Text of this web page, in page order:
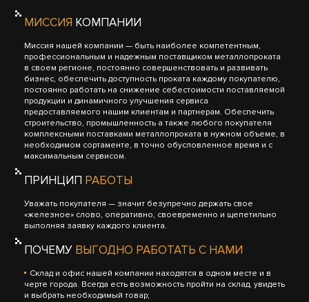
МИССИЯ КОМПАНИИ
Миссия нашей компании — быть наиболее компетентным,
профессиональным и надежным поставщиком металлопроката
в своем регионе, постоянно совершенствовать и развивать
бизнес, обеспечить доступность проката каждому покупателю,
постоянно работать на снижение себестоимости поставляемой
продукции и динамичного улучшения сервиса
предоставляемого нашим клиентам и партнерам. Обеспечить
строительство, промышленность а также любого покупателя
комплексными поставками металлопроката в нужном объеме, в
необходимом сортаменте, в точно обусловленное время и с
максимальным сервисом.
ПРИНЦИП РАБОТЫ
Уважать покупателя — значит безупречно держать свое
«железное» слово, оперативно, своевременно и щепетильно
выполняя заявку каждого клиента.
ПОЧЕМУ ВЫГОДНО РАБОТАТЬ С НАМИ
Склад и офис нашей компании находятся в одном месте и в
черте города. Всегда есть возможность пройти на склад, увидеть
и выбрать необходимый товар;